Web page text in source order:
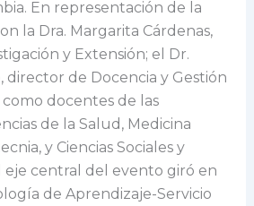
En representación de la
la Dra. Margarita Cárdenas,
y Extensión; el Dr.
director de Docencia y Gestión
como docentes de las
de la Salud, Medicina
y Ciencias Sociales y
eje central del evento giró en
de Aprendizaje-Servicio